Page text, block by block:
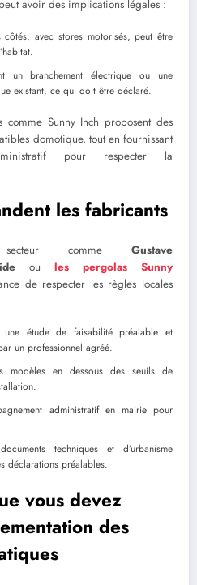
avoir des implications légales :
avec stores motorisés, peut être
un branchement électrique ou une
existant, ce qui doit être déclaré.
Sunny Inch proposent des
domotique, tout en fournissant
pour respecter la
les fabricants
comme Gustave
ou les pergolas Sunny
de respecter les règles locales
étude de faisabilité préalable et
un professionnel agréé.
modèles en dessous des seuils de
administratif en mairie pour
techniques et d’urbanisme
déclarations préalables.
vous devez
des